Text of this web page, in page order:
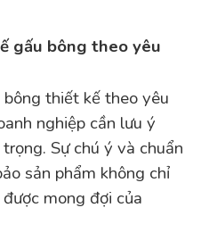
gấu bông theo yêu
thiết kế theo yêu
nghiệp cần lưu ý
Sự chú ý và chuẩn
sản phẩm không chỉ
mong đợi của